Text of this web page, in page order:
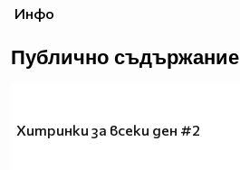
Инфо
Публично съдържание
Хитринки за всеки ден #2